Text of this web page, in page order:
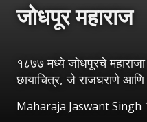
जोधपूर महाराज
१८७७ मध्ये जोधपूरचे
छायाचित्र, जे राजघराणे आणि
Maharaja Jaswant